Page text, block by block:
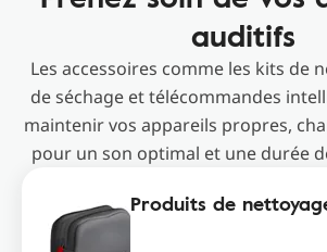
auditifs
Les accessoires comme les kits de
de séchage et télécommandes
maintenir vos appareils propres,
pour un son optimal et une durée
Produits de